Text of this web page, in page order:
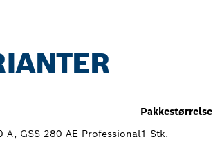
Pakkestørrelse
A, GSS 280 AE Professional1 Stk.